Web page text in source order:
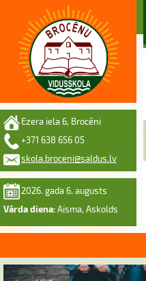
Ezera iela 6, Brocēni
+371 638 656 05
skola.broceni@saldus.lv
2026. gada 6. augusts
Vārda diena: Aisma, Askolds